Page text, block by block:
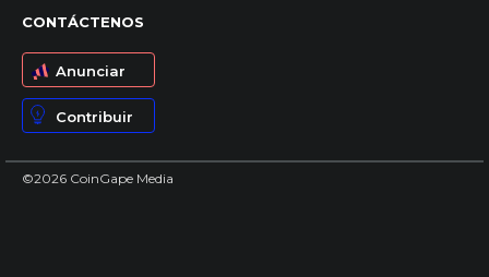
CONTÁCTENOS
Anunciar
Contribuir
©2026 CoinGape Media